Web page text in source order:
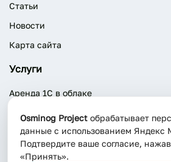
Статьи
Новости
Карта сайта
Услуги
Аренда 1С в облаке
Обслуживание 1С
Интеграция 1С
Установка 1С
Osminog Project обрабатывает
данные с использованием Яндекс
Подтвердите ваше согласие,
«Принять».